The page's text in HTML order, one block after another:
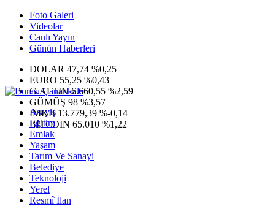
Foto Galeri
Videolar
Canlı Yayın
Günün Haberleri
DOLAR 47,74 %0,25
EURO 55,25 %0,43
G.ALTIN6.660,55 %2,59
GÜMÜŞ 98 %3,57
IMKB 13.779,39 %-0,14
BITCOIN 65.010 %1,22
Asayiş
Eğitim
Emlak
Yaşam
Tarım Ve Sanayi
Belediye
Teknoloji
Yerel
Resmî İlan